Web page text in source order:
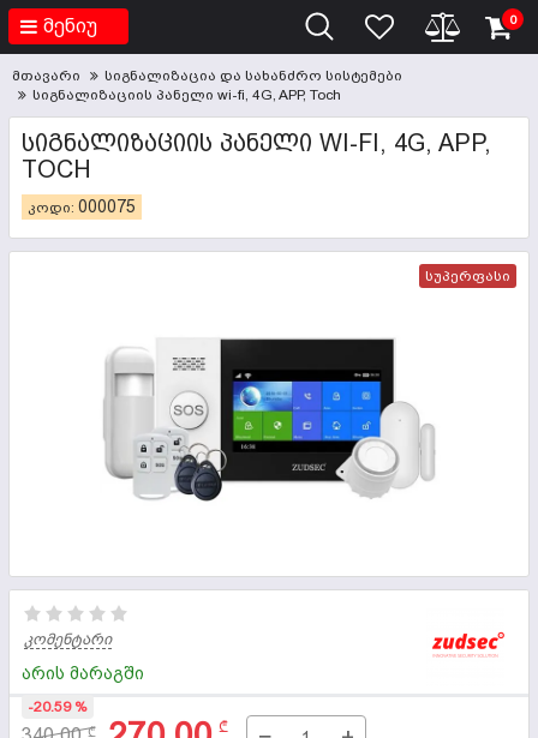
მენიუ 0
მთავარი
სიგნალიზაცია და სახანძრო სისტემები
სიგნალიზაციის პანელი wi-fi, 4G, APP, Toch
ᲡᲘᲒᲜᲐᲚᲘᲖᲐᲪᲘᲘᲡ ᲞᲐᲜᲔᲚᲘ WI-FI, 4G, APP,
TOCH
კოდი: 000075
სუპერფასი
კომენტარი
არის მარაგში
₾ ₾
-20.59 %